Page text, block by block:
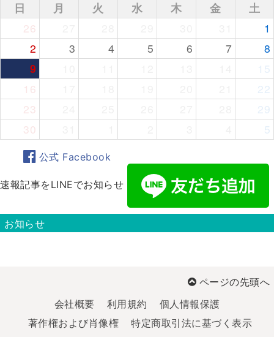
日 月 火 水 木 金
土
26
1
2
3 4 5 6 7
8
9
15
16
22
23
29
30
5
公式 Facebook
速報記事をLINEでお知らせ
お知らせ
ページの先頭へ
会社概要
利用規約
個人情報保護
著作権および肖像権
特定商取引法に基づく表示